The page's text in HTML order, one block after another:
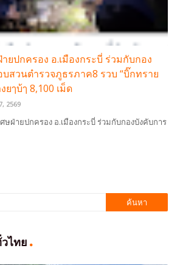
ยปกครอง อ.เมืองกระบี่ ร่วมกับกอง
สวนตำรวจภูธรภาค8 รวบ “บิ๊กทราย
ๅบ้ๅ 8,100 เม็ด
2569
ษฝ่ายปกครอง อ.เมืองกระบี่ ร่วมกับกองบังคับการ
ไทย